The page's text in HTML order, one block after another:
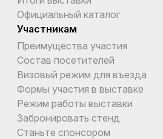
Официальный каталог
Участникам
Преимущества участия
Состав посетителей
Визовый режим для въезда
Формы участия в выставке
Режим работы выставки
Забронировать стенд
Станьте спонсором